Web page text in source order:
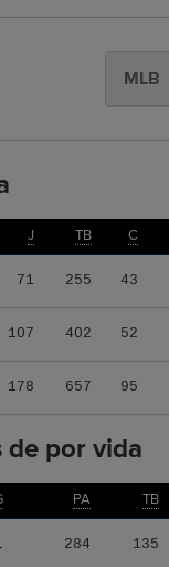
MLB
J TB C
71 255 43
107 402 52
178 657 95
de por vida
PA TB
284 135